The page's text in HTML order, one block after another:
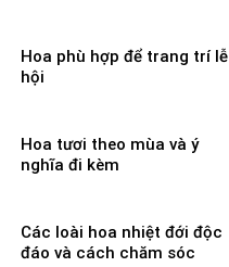
Hoa phù hợp để trang trí lễ
hội
Hoa tươi theo mùa và ý
nghĩa đi kèm
Các loài hoa nhiệt đới độc
đáo và cách chăm sóc